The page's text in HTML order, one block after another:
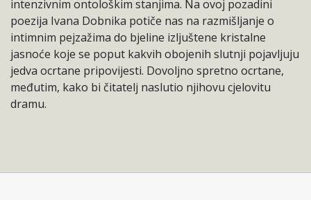
intenzivnim ontološkim stanjima. Na ovoj pozadini
poezija Ivana Dobnika potiče nas na razmišljanje o
intimnim pejzažima do bjeline izljuštene kristalne
jasnoće koje se poput kakvih obojenih slutnji pojavljuju
jedva ocrtane pripovijesti. Dovoljno spretno ocrtane,
međutim, kako bi čitatelj naslutio njihovu cjelovitu
dramu.